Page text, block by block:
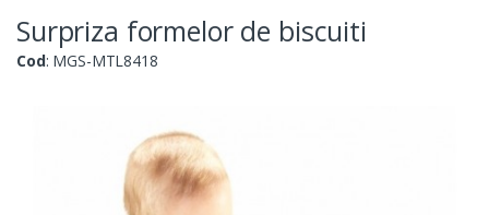
Surpriza formelor de biscuiti
Cod: MGS-MTL8418